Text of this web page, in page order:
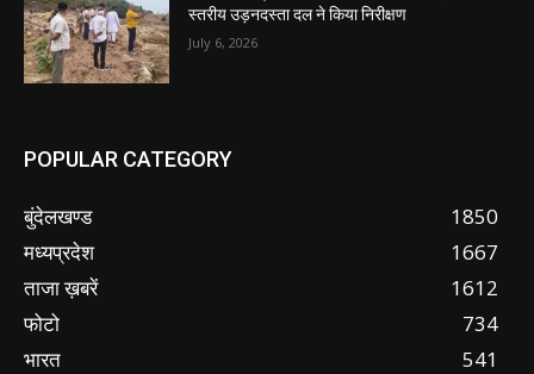
स्तरीय उड़नदस्ता दल ने किया निरीक्षण
July 6, 2026
POPULAR CATEGORY
बुंदेलखण्ड
1850
मध्यप्रदेश
1667
ताजा ख़बरें
1612
फोटो
734
भारत
541